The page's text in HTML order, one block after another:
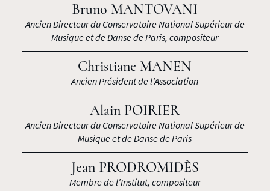
Bruno MANTOVANI
Ancien Directeur du Conservatoire National Supérieur de
Musique et de Danse de Paris, compositeur
Christiane MANEN
Ancien Président de l’Association
Alain POIRIER
Ancien Directeur du Conservatoire National Supérieur de
Musique et de Danse de Paris
Jean PRODROMIDÈS
Membre de l’Institut, compositeur